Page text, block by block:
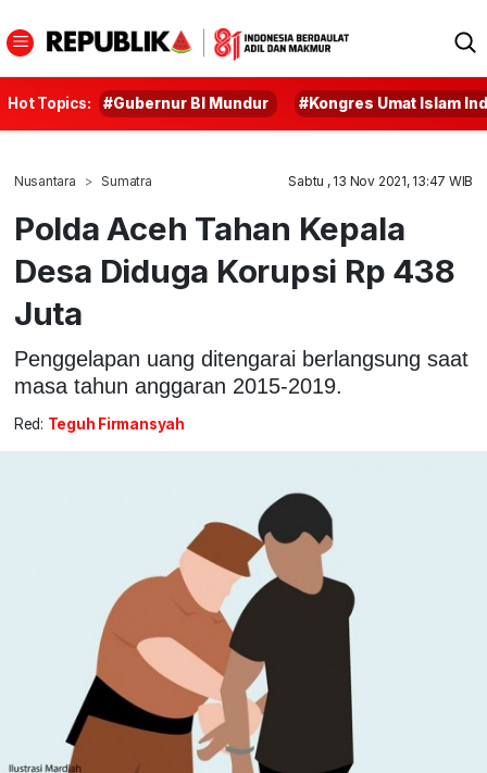
Hot Topics: #Gubernur BI Mundur #Kongres Umat Islam
Nusantara Sumatra Sabtu , 13 Nov 2021, 13:47 WIB
Polda Aceh Tahan Kepala
Desa Diduga Korupsi Rp 438
Juta
Penggelapan uang ditengarai berlangsung saat
masa tahun anggaran 2015-2019.
Red: Teguh Firmansyah